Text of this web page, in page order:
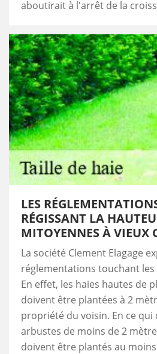
aboutirait à l'arrêt de la
LES
RÉGISSANT LA
MITOYENNES À VIEUX
La société Clement Elagage
réglementations touchant
En effet, les haies hautes de
doivent être plantées à 2
propriété du voisin. En ce qui
arbustes de moins de 2
doivent être plantés au